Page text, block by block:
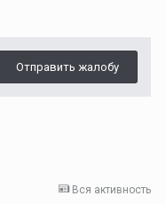
Отправить жалобу
Вся активность